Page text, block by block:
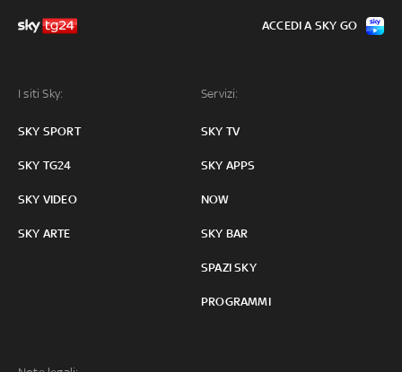
I siti Sky:
SKY SPORT
SKY TG24
SKY VIDEO
SKY ARTE
Servizi:
SKY TV
SKY APPS
NOW
SKY BAR
SPAZI SKY
PROGRAMMI
ACCEDI A SKY GO